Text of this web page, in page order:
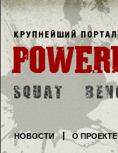
НОВОСТИ О ПРОЕКТЕ